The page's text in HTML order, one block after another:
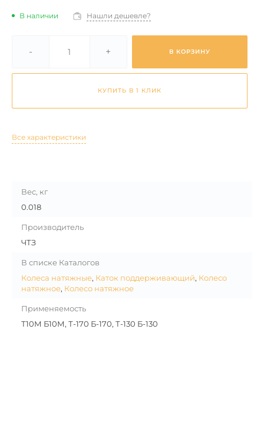
В наличии Нашли дешевле?
- + В КОРЗИНУ
КУПИТЬ В 1 КЛИК
Все характеристики
Вес, кг
0.018
Производитель
ЧТЗ
В списке Каталогов
Колеса натяжные, Каток поддерживающий, Колесо
натяжное, Колесо натяжное
Применяемость
Т10М Б10М, Т-170 Б-170, Т-130 Б-130